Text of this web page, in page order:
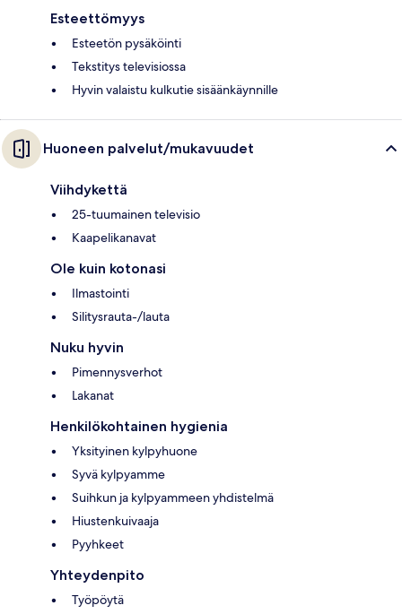
Esteettömyys
Esteetön pysäköinti
Tekstitys televisiossa
Hyvin valaistu kulkutie sisäänkäynnille
Huoneen palvelut/mukavuudet
Viihdykettä
25-tuumainen televisio
Kaapelikanavat
Ole kuin kotonasi
Ilmastointi
Silitysrauta-/lauta
Nuku hyvin
Pimennysverhot
Lakanat
Henkilökohtainen hygienia
Yksityinen kylpyhuone
Syvä kylpyamme
Suihkun ja kylpyammeen yhdistelmä
Hiustenkuivaaja
Pyyhkeet
Yhteydenpito
Työpöytä